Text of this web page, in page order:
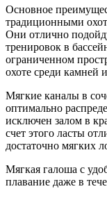
Основное
традиционными
Они отлично
тренировок в
ограниченном
охоте среди камней
Мягкие каналы в
оптимально
исключен залом в
счет этого ласты
достаточно мягких
Мягкая галоша с
плавание даже в